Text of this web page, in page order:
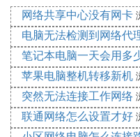
（3）房天下旗下拥有
集团、研究集团(中国
金融集团这六大集团。
（4）房天下的业务范
有行业，具体包括：
字楼、商铺、家居、
等等。
网络共享中心没有网卡
电脑无法检测到网络代
笔记本电脑一天会用多
苹果电脑整机转移新机
突然无法连接工作网络
联通网络怎么设置才好